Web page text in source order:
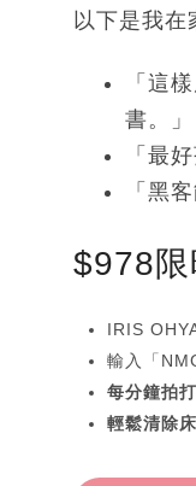
以下是我在
「這
書。」
「最
「黑
$978限
IRIS
輸入「
每分鐘拍
輕鬆清除